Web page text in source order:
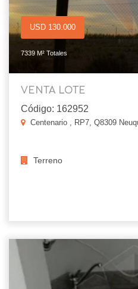
USD 130.000
7339 M² Totales
VENTA LOTE
Código: 162952
Centenario , RP7, Q8309
Terreno